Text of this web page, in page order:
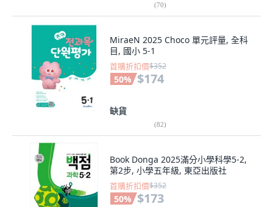
(70)
MiraeN 2025 Choco 單元評量, 全科
目, 國小 5-1
首購折扣價$352
50% $174
缺貨
(82)
Book Donga 2025滿分小學科學5-2,
第2步, 小學五年級, 東亞出版社
首購折扣價$352
50% $173